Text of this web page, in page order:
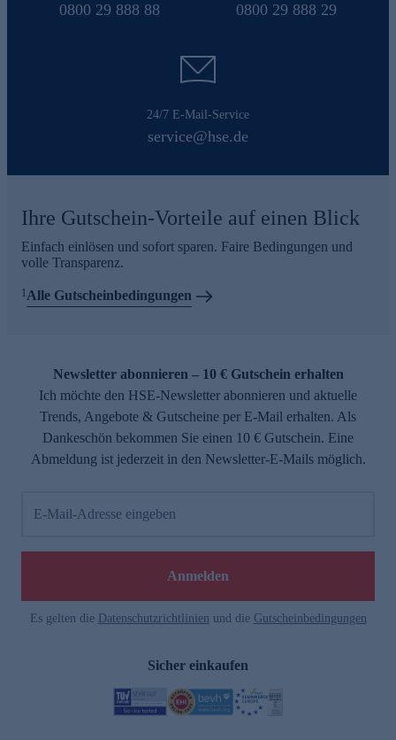
0800 29 888 88 0800 29 888 29
24/7 E-Mail-Service
service@hse.de
Ihre Gutschein-Vorteile auf einen Blick
Einfach einlösen und sofort sparen. Faire Bedingungen und
volle Transparenz.
1 Alle Gutscheinbedingungen
Newsletter abonnieren – 10 € Gutschein erhalten
Ich möchte den HSE-Newsletter abonnieren und aktuelle
Trends, Angebote & Gutscheine per E-Mail erhalten. Als
Dankeschön bekommen Sie einen 10 € Gutschein. Eine
Abmeldung ist jederzeit in den Newsletter-E-Mails möglich.
E-Mail-Adresse eingeben
Anmelden
Es gelten die Datenschutzrichtlinien und die Gutscheinbedingungen
Sicher einkaufen